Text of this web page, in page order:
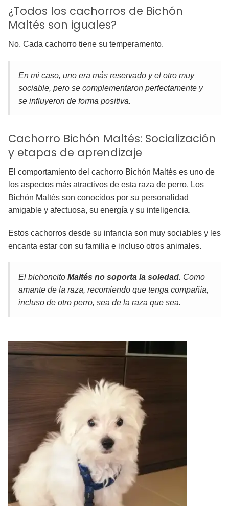
¿Todos los cachorros de Bichón
Maltés son iguales?
No. Cada cachorro tiene su temperamento.
En mi caso, uno era más reservado y el otro muy
sociable, pero se complementaron perfectamente y
se influyeron de forma positiva.
Cachorro Bichón Maltés: Socialización
y etapas de aprendizaje
El comportamiento del cachorro Bichón Maltés es uno de
los aspectos más atractivos de esta raza de perro. Los
Bichón Maltés son conocidos por su personalidad
amigable y afectuosa, su energía y su inteligencia.
Estos cachorros desde su infancia son muy sociables y les
encanta estar con su familia e incluso otros animales.
El bichoncito Maltés no soporta la soledad. Como
amante de la raza, recomiendo que tenga compañía,
incluso de otro perro, sea de la raza que sea.